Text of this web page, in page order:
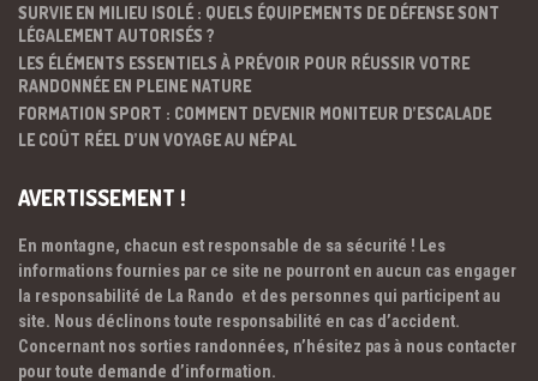
SURVIE EN MILIEU ISOLÉ : QUELS ÉQUIPEMENTS DE DÉFENSE SONT
LÉGALEMENT AUTORISÉS ?
LES ÉLÉMENTS ESSENTIELS À PRÉVOIR POUR RÉUSSIR VOTRE
RANDONNÉE EN PLEINE NATURE
FORMATION SPORT : COMMENT DEVENIR MONITEUR D’ESCALADE
LE COÛT RÉEL D’UN VOYAGE AU NÉPAL
AVERTISSEMENT !
En montagne, chacun est responsable de sa sécurité ! Les
informations fournies par ce site ne pourront en aucun cas engager
la responsabilité de La Rando et des personnes qui participent au
site. Nous déclinons toute responsabilité en cas d’accident.
Concernant nos sorties randonnées, n’hésitez pas à nous contacter
pour toute demande d’information.